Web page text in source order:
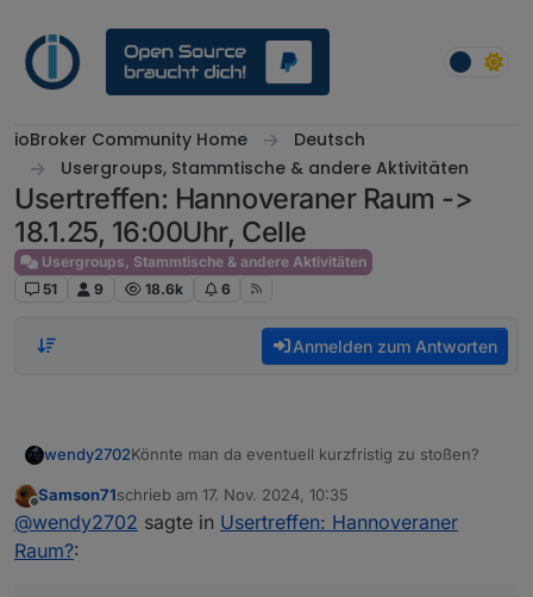
ioBroker Community Home
Deutsch
Usergroups, Stammtische & andere Aktivitäten
Usertreffen: Hannoveraner Raum ->
18.1.25, 16:00Uhr, Celle
Usergroups, Stammtische & andere Aktivitäten
51
9 18.6k 6
Anmelden zum Antworten
wendy2702Könnte man da eventuell kurzfristig zu stoßen?
Hannover ist nicht wirklich meine Ecke aber da ich
beruflich viel in Deutschland unterwegs bin könnte
Offline
Samson71schrieb am 17. Nov. 2024, 10:35
zuletzt editiert von
@wendy2702 sagte in Usertreffen: Hannoveraner
Raum?: